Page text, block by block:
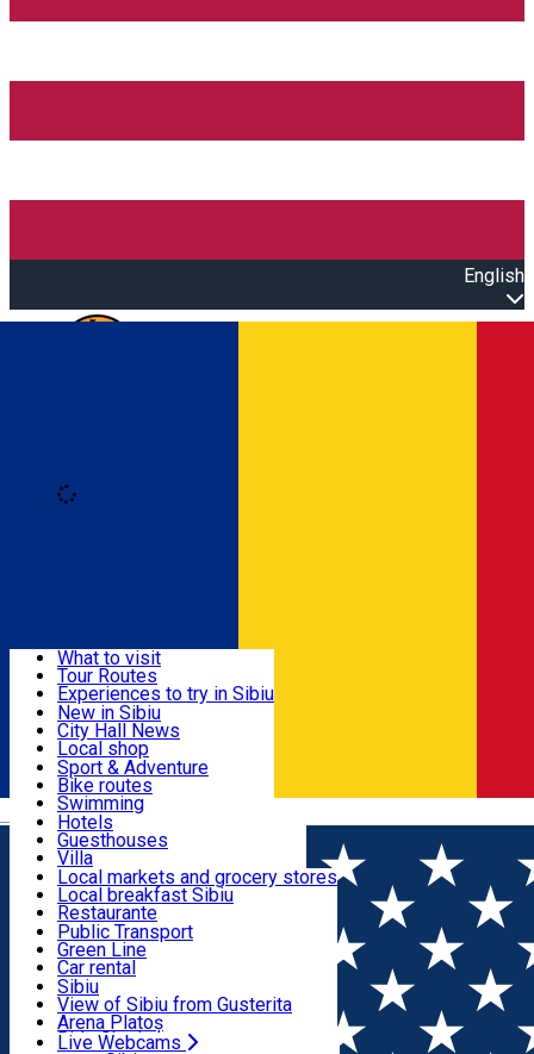
English
Română
Useful info
Activities & Adventure
Accommodation
Food, Drinks & Nightlife
Transport & Parking
Live Webcams
What to visit
Tour Routes
Experiences to try in Sibiu
Podcast
Culture
Museums
Churches
Parks, Zoo
County of Sibiu
New in Sibiu
City Hall News
Local shop
Sibiu artisans
Sibiul Verde
Public services
Education
How do I get to Sibiu
Tourist Info
Tour Guides
Guided tours
Publicații locale
Beauty salons
Sport & Adventure
Bike routes
Swimming
Riding
Indoor activities
Loc de joacă indoor
Loc de joacă outdoor
Ski
Ice skating
Yoga
Hotels
Guesthouses
Villa
Hostels
Motel
Camping
Renting rooms
Rooms for rent
Accommodation outside Sibiu
Local markets and grocery stores
Local breakfast Sibiu
Restaurante
Pizza
Fast Food
Coffee
Sweets
Pub, Bar
Night clubs
Bakeries
Public Transport
Green Line
Car rental
Rent a bike
Scooter rentals
Taxi
Ride Sharing
Sibiu
View of Sibiu from Gusterita
Arena Platoș
Live Webcams